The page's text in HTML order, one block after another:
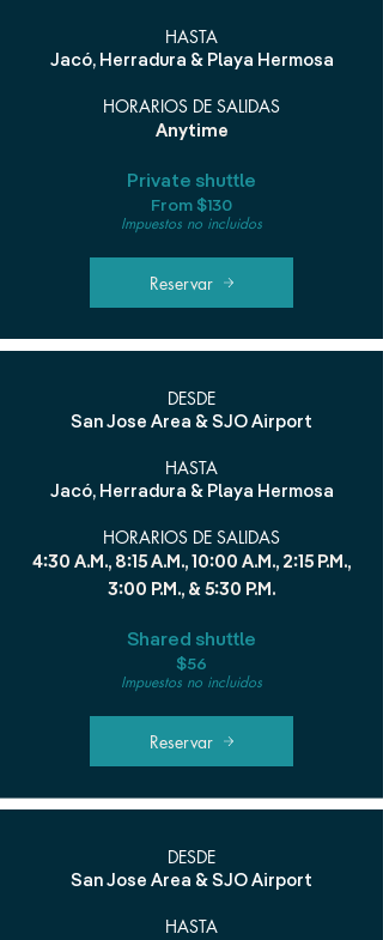
HASTA
Jacó, Herradura & Playa Hermosa
HORARIOS DE SALIDAS
Anytime
Private shuttle
From $130
Impuestos no incluidos
Reservar
DESDE
San Jose Area & SJO Airport
HASTA
Jacó, Herradura & Playa Hermosa
HORARIOS DE SALIDAS
4:30 A.M., 8:15 A.M., 10:00 A.M., 2:15 P.M.,
3:00 P.M., & 5:30 P.M.
Shared shuttle
$56
Impuestos no incluidos
Reservar
DESDE
San Jose Area & SJO Airport
HASTA